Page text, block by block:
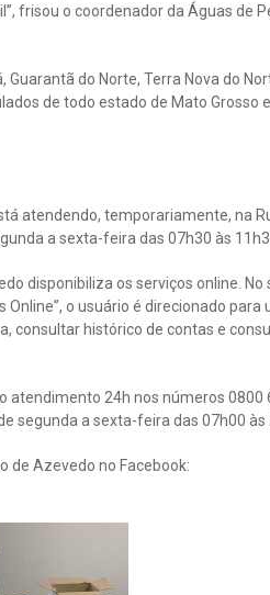
frisou o coordenador da Águas de
do Norte, Terra Nova do
de todo estado de Mato Grosso
atendendo, temporariamente, na
a sexta-feira das 07h30 às
disponibiliza os serviços online. No
Online”, o usuário é direcionado
consultar histórico de contas e
atendimento 24h nos números 0800
segunda a sexta-feira das 07h00 às
de Azevedo no Facebook: